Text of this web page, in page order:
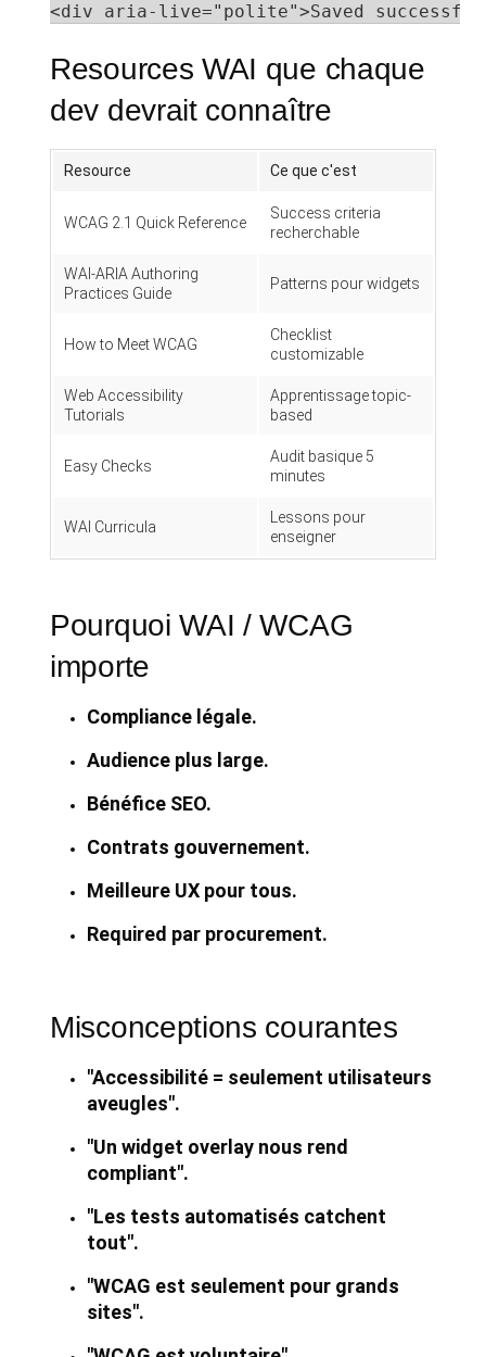
<div aria-live="polite">Saved
Resources WAI que chaque
dev devrait connaître
Resource Ce que c'est
WCAG 2.1 Quick Reference
Success criteria
recherchable
WAI-ARIA Authoring
Practices Guide
Patterns pour widgets
How to Meet WCAG
Checklist
customizable
Web Accessibility
Tutorials
Apprentissage topic-
based
Easy Checks
Audit basique 5
minutes
WAI Curricula
Lessons pour
enseigner
Pourquoi WAI / WCAG
importe
Compliance légale.
Audience plus large.
Bénéfice SEO.
Contrats gouvernement.
Meilleure UX pour tous.
Required par procurement.
Misconceptions courantes
"Accessibilité = seulement utilisateurs
aveugles".
"Un widget overlay nous rend
compliant".
"Les tests automatisés catchent
tout".
"WCAG est seulement pour grands
sites".